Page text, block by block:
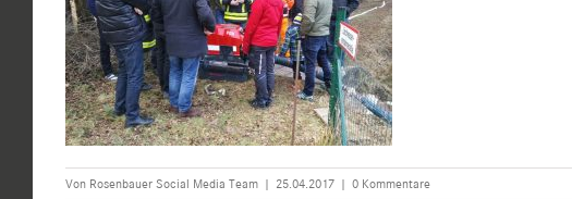
Von Rosenbauer Social Media Team | 25.04.2017 | 0 Kommentare